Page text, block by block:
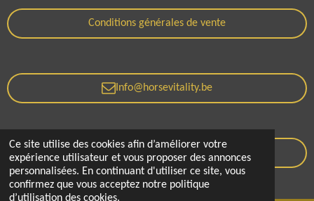
Ce site utilise des cookies afin d’améliorer votre
expérience utilisateur et vous proposer des annonces
personnalisées. En continuant d'utiliser ce site, vous
confirmez que vous acceptez notre politique
d’utilisation des cookies.
Conditions générales de vente
Info@horsevitality.be
Politique de confidentialité
© 2021 - 2026 Horse Vitality